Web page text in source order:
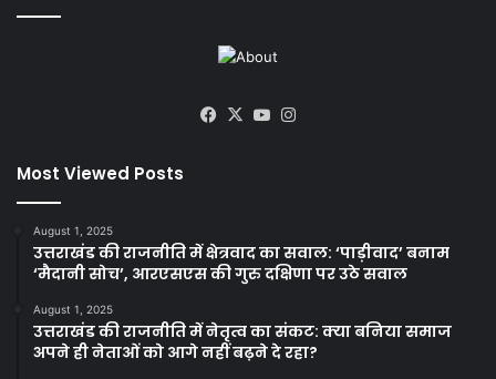
Facebook
X YouTube
Most Viewed Posts
August 1, 2025
उत्तराखंड की राजनीति में क्षेत्रवाद का सवाल: ‘पाड़ीवाद’ बनाम
‘मैदानी सोच’, आरएसएस की गुरु दक्षिणा पर उठे सवाल
August 1, 2025
उत्तराखंड की राजनीति में नेतृत्व का संकट: क्या बनिया समाज
अपने ही नेताओं को आगे नहीं बढ़ने दे रहा?